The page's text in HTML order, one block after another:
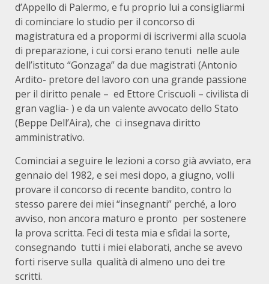
d’Appello di Palermo, e fu proprio lui a consigliarmi
di cominciare lo studio per il concorso di
magistratura ed a propormi di iscrivermi alla scuola
di preparazione, i cui corsi erano tenuti nelle aule
dell’istituto “Gonzaga” da due magistrati (Antonio
Ardito- pretore del lavoro con una grande passione
per il diritto penale – ed Ettore Criscuoli – civilista di
gran vaglia- ) e da un valente avvocato dello Stato
(Beppe Dell’Aira), che ci insegnava diritto
amministrativo.
Cominciai a seguire le lezioni a corso già avviato, era
gennaio del 1982, e sei mesi dopo, a giugno, volli
provare il concorso di recente bandito, contro lo
stesso parere dei miei “insegnanti” perché, a loro
avviso, non ancora maturo e pronto per sostenere
la prova scritta. Feci di testa mia e sfidai la sorte,
consegnando tutti i miei elaborati, anche se avevo
forti riserve sulla qualità di almeno uno dei tre
scritti.